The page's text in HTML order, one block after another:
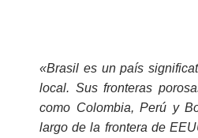
«Brasil es un país
local. Sus fronteras
como Colombia, Perú y
largo de la frontera de